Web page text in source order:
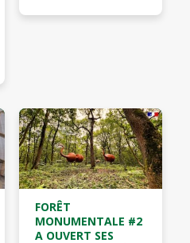
FORÊT
MONUMENTALE #2
A OUVERT SES